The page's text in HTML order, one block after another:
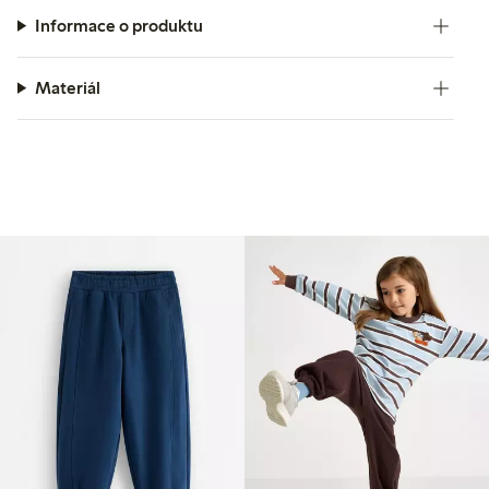
Informace o produktu
Materiál